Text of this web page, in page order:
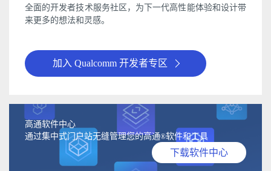
全面的开发者技术服务社区，为下一代高性能体验和设计带
来更多的想法和灵感。
加入 Qualcomm 开发者专区
高通软件中心
通过集中式门户站无缝管理您的高通®软件和工具
下载软件中心